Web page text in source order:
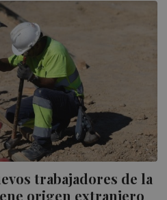
trabajadores de la
origen extranjero